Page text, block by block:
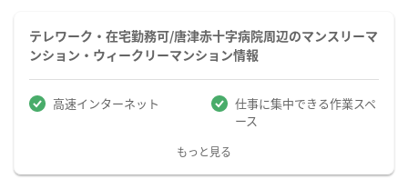
テレワーク・在宅勤務可/唐津赤十字病院周辺のマンスリーマ
ンション・ウィークリーマンション情報
高速インターネット
仕事に集中できる作業スペ
ース
もっと見る